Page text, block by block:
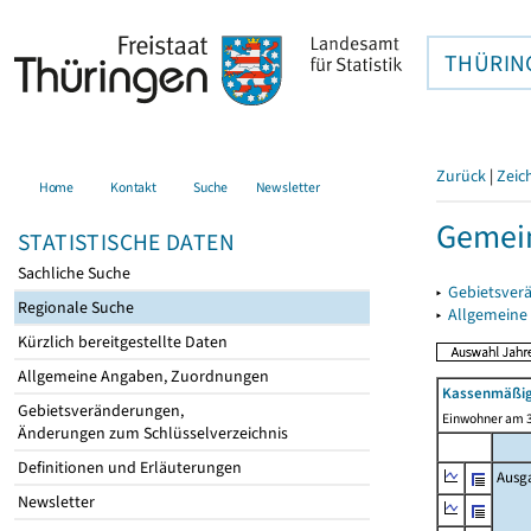
Home Kontakt Suche Newsletter
STATISTISCHE DATEN
Sachliche Suche
Regionale Suche
Kürzlich bereitgestellte Daten
Allgemeine Angaben, Zuordnungen
Gebietsveränderungen,
Änderungen zum Schlüsselverzeichnis
Definitionen und Erläuterungen
Newsletter
Zurück |
▸
▸
Einwohner am